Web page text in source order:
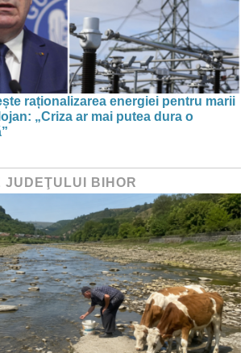
raționalizarea energiei pentru marii
„Criza ar mai putea dura o
JUDEŢULUI BIHOR